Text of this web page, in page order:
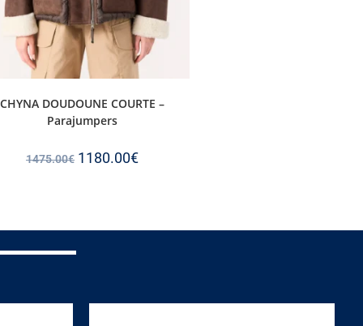
CHYNA DOUDOUNE COURTE –
Parajumpers
1475.00€ 1180.00€